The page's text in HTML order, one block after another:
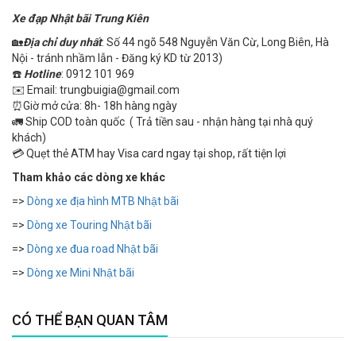
Xe đạp Nhật bãi Trung Kiên
🏡Địa chỉ duy nhất: Số 44 ngõ 548 Nguyễn Văn Cừ, Long Biên, Hà
Nội - tránh nhầm lẫn - Đăng ký KD từ 2013)
☎️ Hotline: 0912 101 969
✉️ Email: trungbuigia@gmail.com
⏰Giờ mở cửa: 8h- 18h hàng ngày
🚛 Ship COD toàn quốc ( Trả tiền sau - nhận hàng tại nhà quý
khách)
💳 Quẹt thẻ ATM hay Visa card ngay tại shop, rất tiện lợi
Tham khảo các dòng xe khác
=> Dòng xe địa hình MTB Nhật bãi
=> Dòng xe Touring Nhật bãi
=> Dòng xe đua road Nhật bãi
=> Dòng xe Mini Nhật bãi
CÓ THỂ BẠN QUAN TÂM